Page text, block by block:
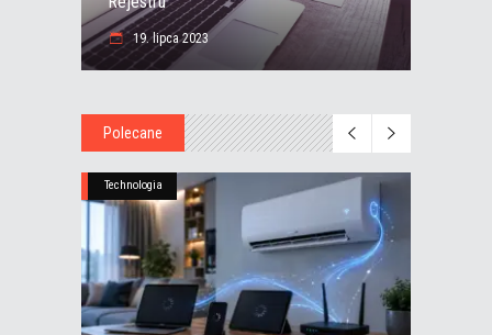
19. lipca 2023
Polecane
Technologia